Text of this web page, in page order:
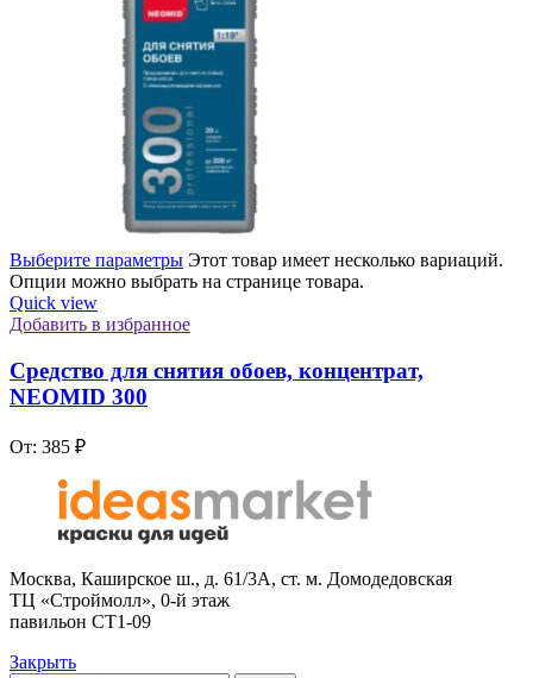
Выберите параметры Этот товар имеет несколько вариаций.
Опции можно выбрать на странице товара.
Quick view
Добавить в избранное
Средство для снятия обоев, концентрат,
NEOMID 300
От: 385 ₽
Москва, Каширское ш., д. 61/3А, ст. м. Домодедовская
ТЦ «Строймолл», 0-й этаж
павильон СТ1-09
Закрыть